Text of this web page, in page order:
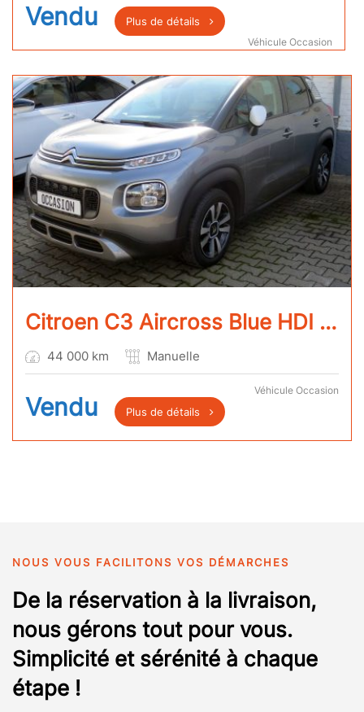
Vendu Plus de détails
Véhicule Occasion
Citroen C3 Aircross Blue HDI 100 Shine
44 000 km Manuelle
Vendu Plus de détails
Véhicule Occasion
NOUS VOUS FACILITONS VOS DÉMARCHES
De la réservation à la livraison,
nous gérons tout pour vous.
Simplicité et sérénité à chaque
étape !